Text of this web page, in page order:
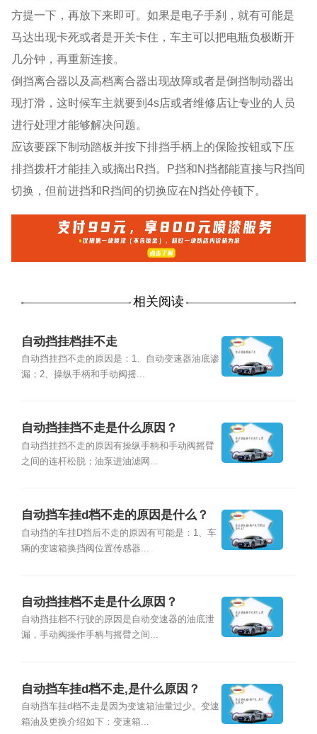
方提一下，再放下来即可。如果是电子手刹，就有可能是
马达出现卡死或者是开关卡住，车主可以把电瓶负极断开
几分钟，再重新连接。
倒挡离合器以及高档离合器出现故障或者是倒挡制动器出
现打滑，这时候车主就要到4s店或者维修店让专业的人员
进行处理才能够解决问题。
应该要踩下制动踏板并按下排挡手柄上的保险按钮或下压
排挡拨杆才能挂入或摘出R挡。P挡和N挡都能直接与R挡间
切换，但前进挡和R挡间的切换应在N挡处停顿下。
相关阅读
自动挡挂档挂不走
自动挡挂挡不走的原因是：1、自动变速器油底渗
漏；2、操纵手柄和手动阀摇...
自动挡挂挡不走是什么原因？
自动挡挂挡不走的原因有操纵手柄和手动阀摇臂
之间的连杆松脱；油泵进油滤网...
自动挡车挂d档不走的原因是什么？
自动挡的车挂D挡后不走的原因有可能是：1、车
辆的变速箱换挡阀位置传感器...
自动挡挂档不走是什么原因？
自动挡挂档不行驶的原因是自动变速器的油底泄
漏，手动阀操作手柄与摇臂之间...
自动挡车挂d档不走,是什么原因？
自动挡车挂d档不走是因为变速箱油量过少。变速
箱油及更换介绍如下：变速箱...